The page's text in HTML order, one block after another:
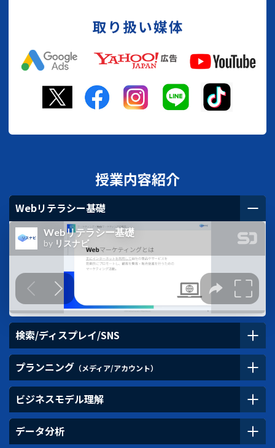
授業内容紹介
Webリテラシー基礎
検索/ディスプレイ/SNS
プランニング （メディア/アカウント）
ビジネスモデル理解
データ分析